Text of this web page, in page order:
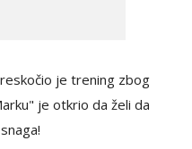
je trening zbog
je otkrio da želi da